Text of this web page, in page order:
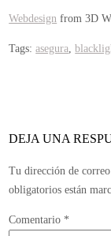
Webdesign from 3D
Tags:asegura,
DEJA UNA
Tu dirección de
obligatorios están
Comentario *